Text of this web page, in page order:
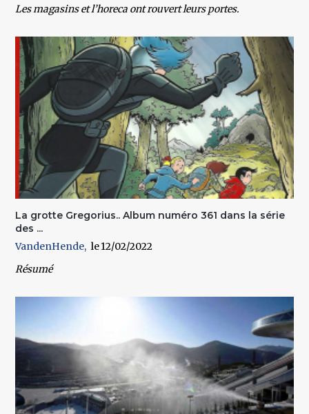
Les magasins et l’horeca ont rouvert leurs portes.
La grotte Gregorius.. Album numéro 361 dans la série
des ...
VandenHende
12/02/2022
Résumé